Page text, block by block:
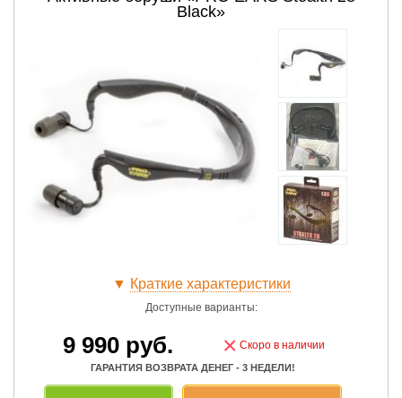
Black»
▼ Краткие характеристики
Доступные варианты:
9 990руб. × Скоро в наличии
ГАРАНТИЯ ВОЗВРАТА ДЕНЕГ - 3 НЕДЕЛИ!